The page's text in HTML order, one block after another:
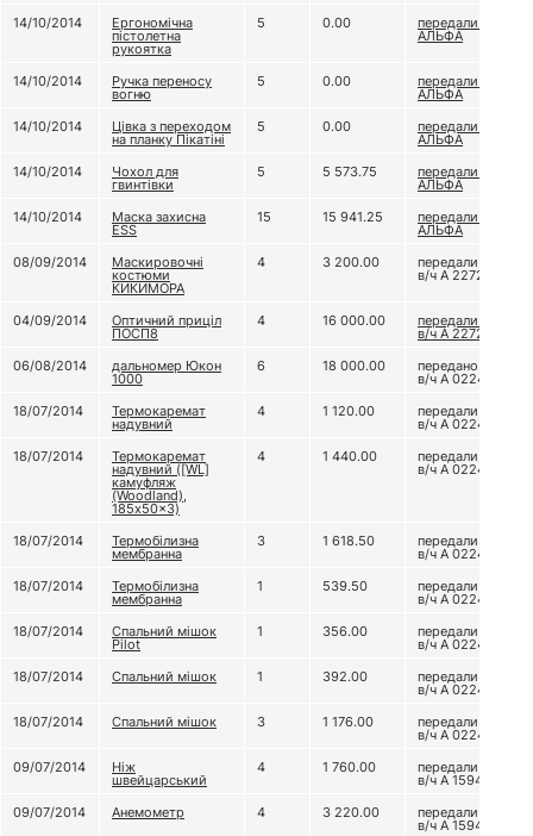
14/10/2014 Ергономічна
пістолетна
рукоятка
5 0.00 передали ЦСО
АЛЬФА
14/10/2014 Ручка переносу
вогню
5 0.00 передали ЦСО
АЛЬФА
14/10/2014
Цівка з переходом
на планку Пікатіні
5 0.00 передали ЦСО
АЛЬФА
14/10/2014
Чохол для
гвинтівки
5 5 573.75 передали ЦСО
АЛЬФА
14/10/2014
Маска захисна
ESS
15 15 941.25 передали ЦСО
АЛЬФА
08/09/2014
Маскировочні
костюми
КИКИМОРА
4 3 200.00 передали до
в/ч А 2272
04/09/2014 Оптичний приціл
ПОСП8
4 16 000.00 передали до
в/ч А 2272
06/08/2014
дальномер Юкон
1000
6 18 000.00 передано до
в/ч А 0224
18/07/2014
Термокаремат
надувний
4 1 120.00 передали до
в/ч А 0224
18/07/2014
Термокаремат
надувний ([WL]
камуфляж
(Woodland),
185x50x3)
4 1 440.00 передали до
в/ч А 0224
18/07/2014 Термобілизна
мембранна
3 1 618.50 передали до
в/ч А 0224
18/07/2014
Термобілизна
мембранна
1 539.50 передали до
в/ч А 0224
18/07/2014
Спальний мішок
Pilot
1 356.00 передали до
в/ч А 0224
18/07/2014
Спальний мішок 1 392.00 передали до
в/ч А 0224
18/07/2014
Спальний мішок 3 1 176.00 передали до
в/ч А 0224
09/07/2014
Ніж
швейцарський
4 1 760.00 передали до
в/ч А 1594
09/07/2014
Анемометр 4 3 220.00 передали до
в/ч А 1594